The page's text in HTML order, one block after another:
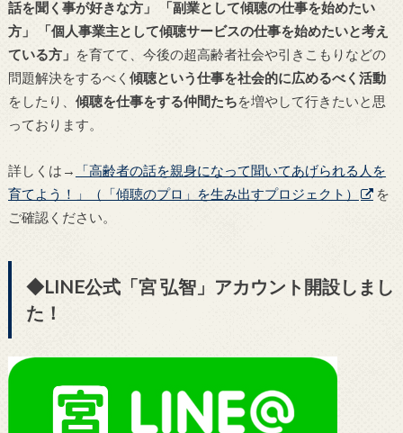
話を聞く事が好きな方」
「副業として傾聴の仕事を始めたい
方」
「個人事業主として傾聴サービスの仕事を始めたいと考え
ている方」 を育てて、今後の超高齢者社会や引きこもりなどの
問題解決をするべく 傾聴という仕事を社会的に広めるべく活動
をしたり、 傾聴を仕事をする仲間たちを増やして行きたいと思
っております。
詳しくは→
「高齢者の話を親身になって聞いてあげられる人を
育てよう！」（「傾聴のプロ」を生み出すプロジェクト）
を
ご確認ください。
◆LINE公式「宮 弘智」アカウント開設しまし
た！